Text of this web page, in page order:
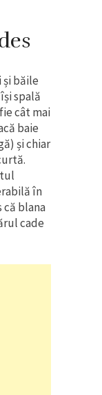
băile
spală
cât mai
baie
și chiar
în
blana
cade